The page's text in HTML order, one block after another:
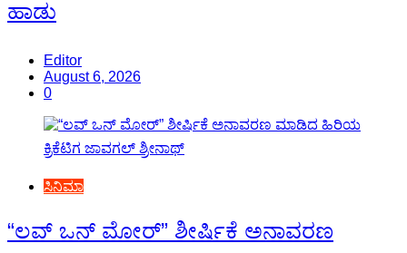
ಹಾಡು
Editor
August 6, 2026
0
ಸಿನಿಮಾ
“ಲವ್ ಒನ್ ಮೋರ್” ಶೀರ್ಷಿಕೆ ಅನಾವರಣ